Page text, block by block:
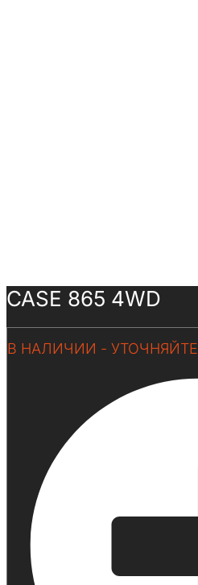
CASE 865 4WD
В НАЛИЧИИ - УТОЧНЯЙТЕ